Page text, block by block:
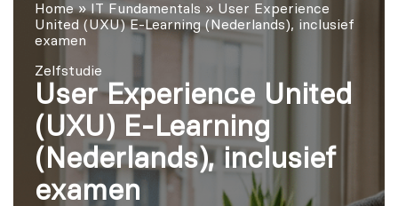
Home»IT Fundamentals » User Experience
United (UXU) E-Learning (Nederlands), inclusief
examen
Zelfstudie
User Experience United
(UXU) E-Learning
(Nederlands), inclusief
examen